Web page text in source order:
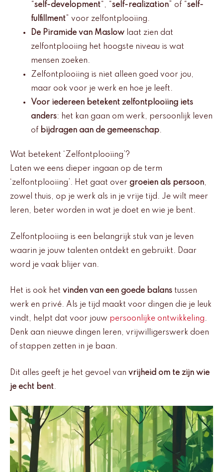
self-development “, “ self-realization ” of “ self-
fulfillment ” voor zelfontplooiing.
De Piramide van Maslow laat zien dat
zelfontplooiing het hoogste niveau is wat
mensen zoeken.
Zelfontplooiing is niet alleen goed voor jou,
maar ook voor je werk en hoe je leeft.
Voor iedereen betekent zelfontplooiing iets
anders: het kan gaan om werk, persoonlijk leven
of bijdragen aan de gemeenschap.
Wat betekent ‘Zelfontplooiing’?
Laten we eens dieper ingaan op de term
‘zelfontplooiing’. Het gaat over groeien als persoon,
zowel thuis, op je werk als in je vrije tijd. Je wilt meer
leren, beter worden in wat je doet en wie je bent.
Zelfontplooiing is een belangrijk stuk van je leven
waarin je jouw talenten ontdekt en gebruikt. Daar
word je vaak blijer van.
Het is ook het vinden van een goede balans tussen
werk en privé. Als je tijd maakt voor dingen die je leuk
vindt, helpt dat voor jouw persoonlijke ontwikkeling.
Denk aan nieuwe dingen leren, vrijwilligerswerk doen
of stappen zetten in je baan.
Dit alles geeft je het gevoel van vrijheid om te zijn wie
je echt bent.